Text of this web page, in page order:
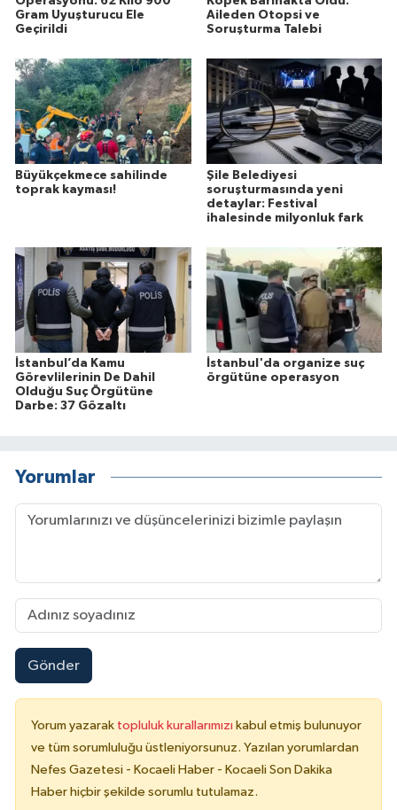
Gram Uyuşturucu Ele
Geçirildi
Aileden Otopsi ve
Soruşturma Talebi
Büyükçekmece sahilinde
toprak kayması!
Şile Belediyesi
soruşturmasında yeni
detaylar: Festival
ihalesinde milyonluk fark
İstanbul’da Kamu
Görevlilerinin De Dahil
Olduğu Suç Örgütüne
Darbe: 37 Gözaltı
İstanbul'da organize suç
örgütüne operasyon
Yorumlar
Gönder
Yorum yazarak topluluk kurallarımızı kabul etmiş bulunuyor
ve tüm sorumluluğu üstleniyorsunuz. Yazılan yorumlardan
Nefes Gazetesi - Kocaeli Haber - Kocaeli Son Dakika
Haber hiçbir şekilde sorumlu tutulamaz.